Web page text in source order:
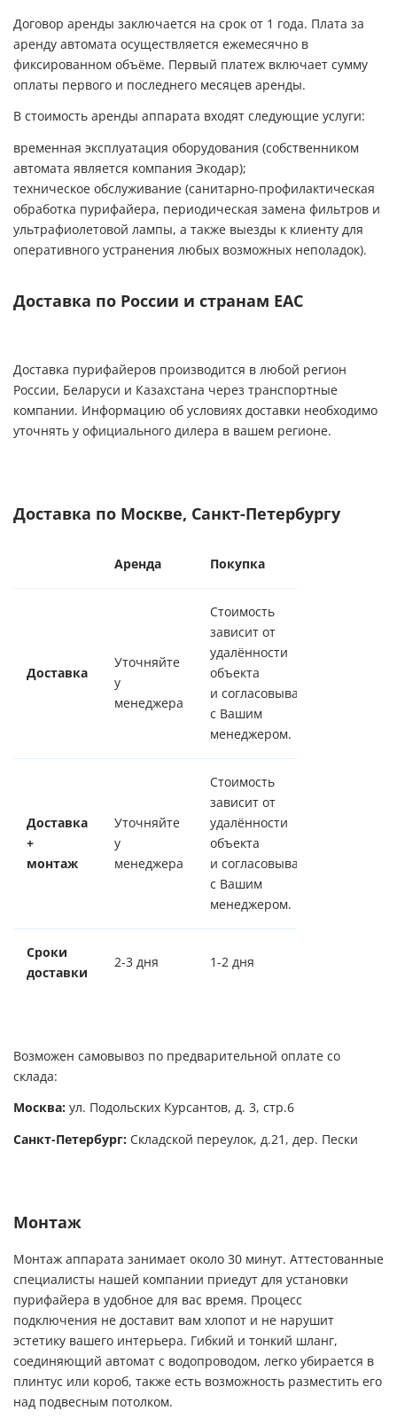
Договор аренды заключается на срок от 1 года. Плата за
аренду автомата осуществляется ежемесячно в
фиксированном объёме. Первый платеж включает сумму
оплаты первого и последнего месяцев аренды.
В стоимость аренды аппарата входят следующие услуги:
временная эксплуатация оборудования (собственником
автомата является компания Экодар);
техническое обслуживание (санитарно-профилактическая
обработка пурифайера, периодическая замена фильтров и
ультрафиолетовой лампы, а также выезды к клиенту для
оперативного устранения любых возможных неполадок).
Доставка по России и странам ЕАС
Доставка пурифайеров производится в любой регион
России, Беларуси и Казахстана через транспортные
компании. Информацию об условиях доставки необходимо
уточнять у официального дилера в вашем регионе.
Доставка по Москве, Санкт-Петербургу
Аренда Покупка
Доставка
Уточняйте
у
менеджера
Стоимость
зависит от
удалённости
объекта
и согласовывается
с Вашим
менеджером.
Доставка
+
монтаж
Уточняйте
у
менеджера
Стоимость
зависит от
удалённости
объекта
и согласовывается
с Вашим
менеджером.
Сроки
доставки
2-3 дня 1-2 дня
Возможен самовывоз по предварительной оплате со
склада:
Москва: ул. Подольских Курсантов, д. 3, стр.6
Санкт-Петербург: Складской переулок, д.21, дер. Пески
Монтаж
Монтаж аппарата занимает около 30 минут. Аттестованные
специалисты нашей компании приедут для установки
пурифайера в удобное для вас время. Процесс
подключения не доставит вам хлопот и не нарушит
эстетику вашего интерьера. Гибкий и тонкий шланг,
соединяющий автомат с водопроводом, легко убирается в
плинтус или короб, также есть возможность разместить его
над подвесным потолком.